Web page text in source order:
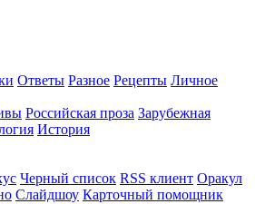
Ответы Разное Рецепты Личное
Российская проза Зарубежная
История
Черный список RSS клиент Оракул
Слайдшоу Карточный помощник